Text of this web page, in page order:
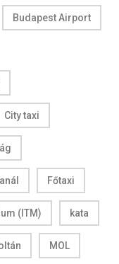
Budapest Airport
City taxi
Főtaxi
(ITM) kata
MOL